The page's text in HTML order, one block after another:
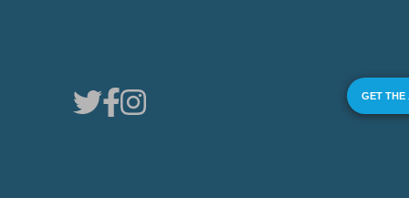
GET THE